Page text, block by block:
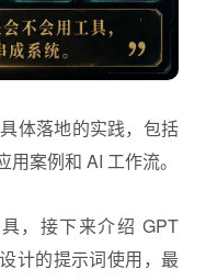
体落地的实践，包括
案例和 AI 工作流。
，接下来介绍 GPT
计的提示词使用，最